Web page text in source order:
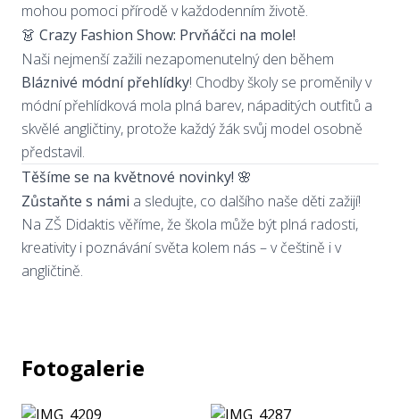
mohou pomoci přírodě v každodenním životě.
👗 Crazy Fashion Show: Prvňáčci na mole!
Naši nejmenší zažili nezapomenutelný den během
Bláznivé módní přehlídky! Chodby školy se proměnily v
módní přehlídková mola plná barev, nápaditých outfitů a
skvělé angličtiny, protože každý žák svůj model osobně
představil.
Těšíme se na květnové novinky! 🌸
Zůstaňte s námi a sledujte, co dalšího naše děti zažijí!
Na ZŠ Didaktis věříme, že škola může být plná radosti,
kreativity i poznávání světa kolem nás – v češtině i v
angličtině.
Fotogalerie